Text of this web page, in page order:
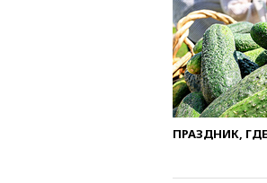
ПРАЗДНИК,